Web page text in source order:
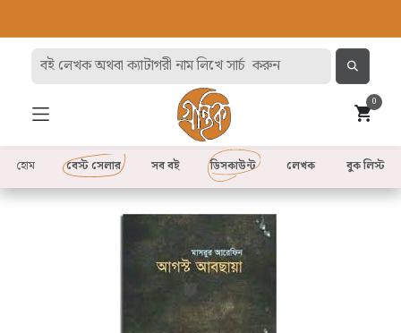
0
হোম বেস্ট সেলার সব বই লেখক
ডিসকাউন্ট বুক লিস্ট